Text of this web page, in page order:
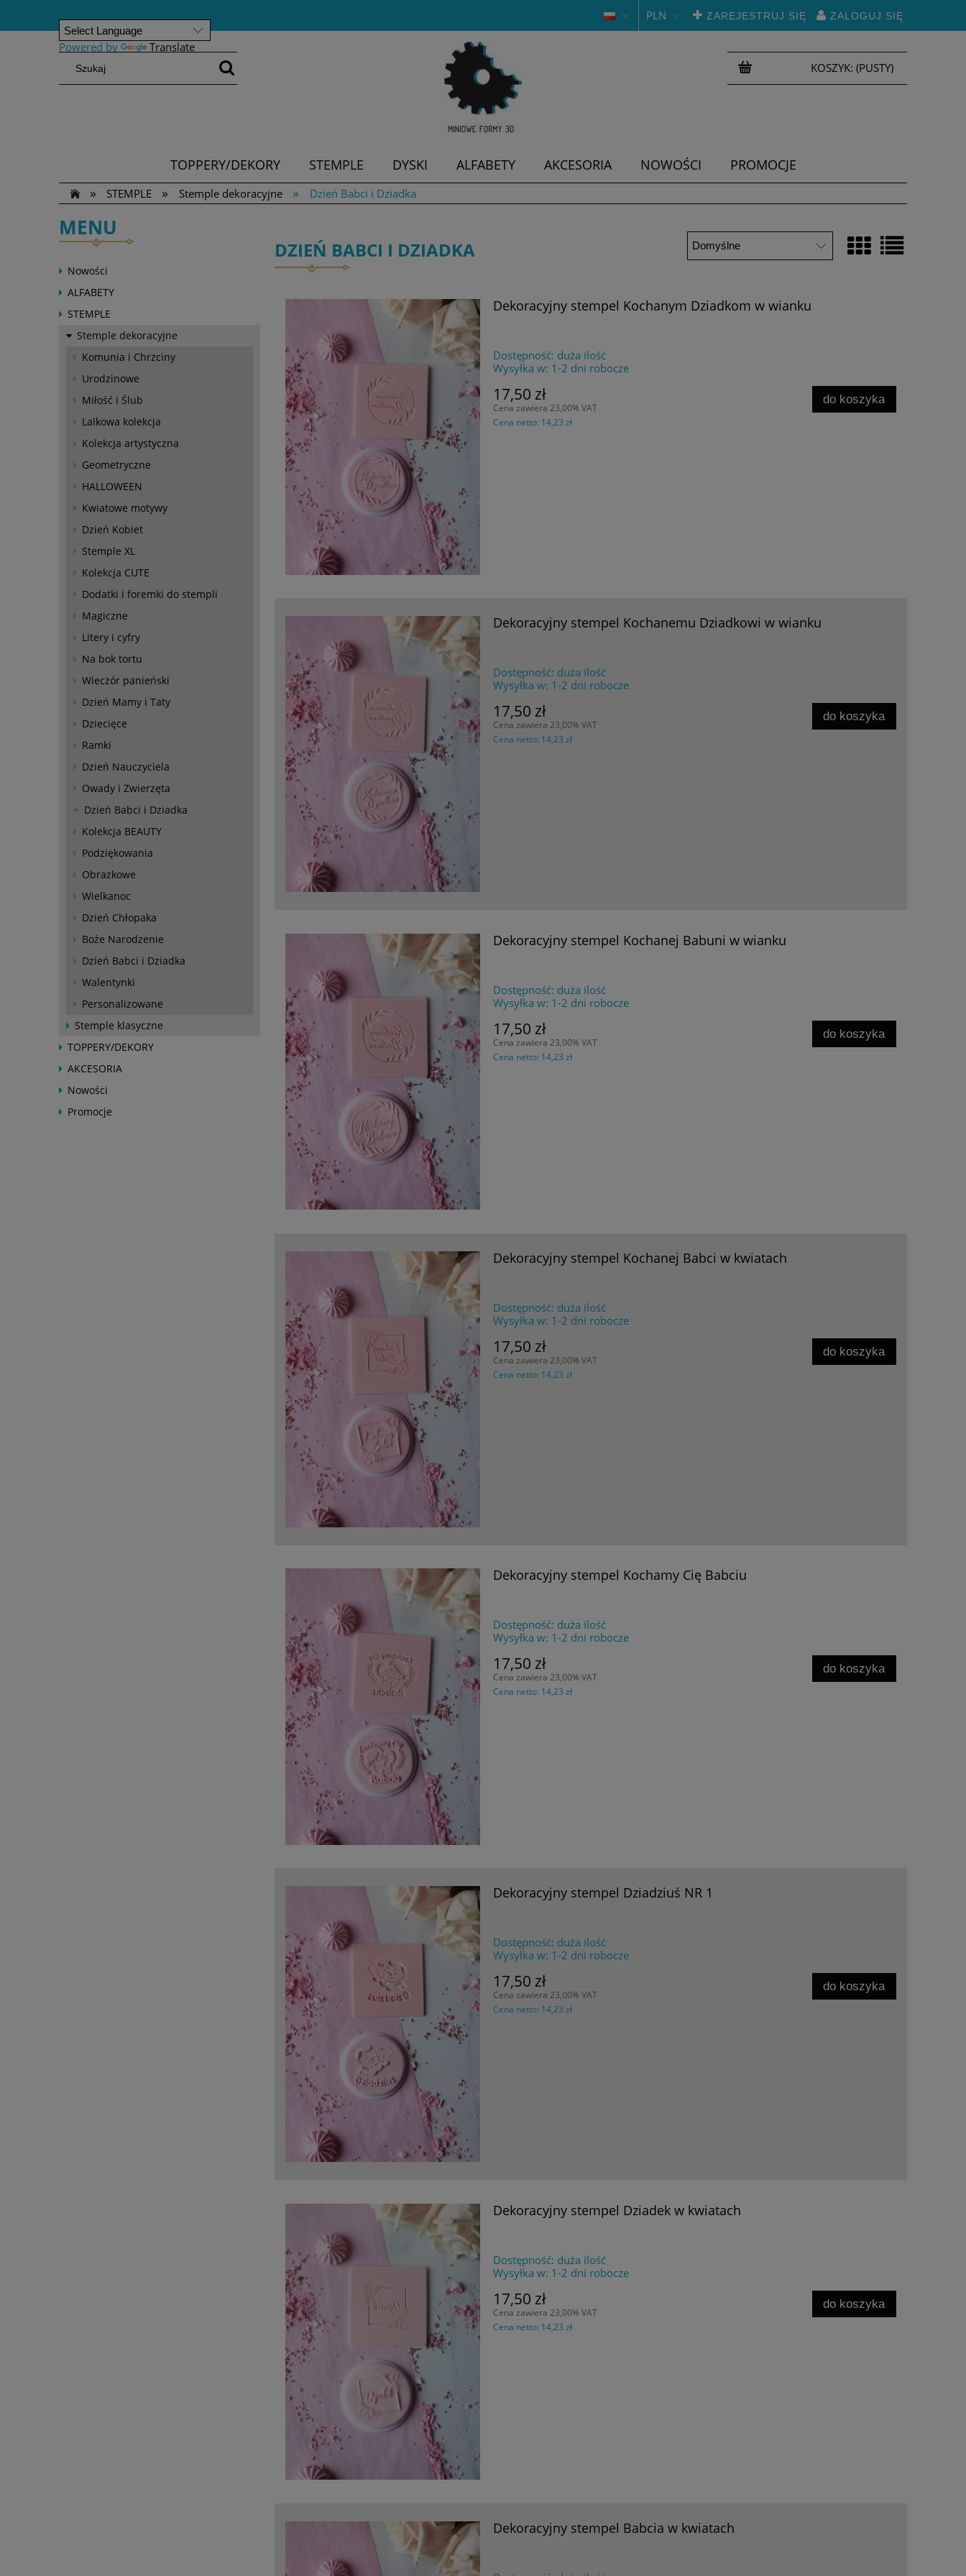
Powered by Translate
ZAREJESTRUJ SIĘ ZALOGUJ SIĘ
PLN
KOSZYK: (PUSTY)
TOPPERY/DEKORY STEMPLE DYSKI ALFABETY AKCESORIA NOWOŚCI
PROMOCJE
»
STEMPLE » Stemple dekoracyjne » Dzień Babci i Dziadka
MENU
Nowości
ALFABETY
STEMPLE
Stemple dekoracyjne
Komunia i Chrzciny
Urodzinowe
Miłość i Ślub
Lalkowa kolekcja
Kolekcja artystyczna
Geometryczne
HALLOWEEN
Kwiatowe motywy
Dzień Kobiet
Stemple XL
Kolekcja CUTE
Dodatki i foremki do stempli
Magiczne
Litery i cyfry
Na bok tortu
Wieczór panieński
Dzień Mamy i Taty
Dziecięce
Ramki
Dzień Nauczyciela
Owady i Zwierzęta
Dzień Babci i Dziadka
Kolekcja BEAUTY
Podziękowania
Obrazkowe
Wielkanoc
Dzień Chłopaka
Boże Narodzenie
Dzień Babci i Dziadka
Walentynki
Personalizowane
Stemple klasyczne
TOPPERY/DEKORY
AKCESORIA
Nowości
Promocje
DZIEŃ BABCI I DZIADKA
Dekoracyjny stempel Kochanym Dziadkom w wianku
Dostępność: duża ilość
Wysyłka w: 1-2 dni robocze
17,50 zł
Cena zawiera 23,00% VAT
Cena netto: 14,23 zł
do koszyka
Dekoracyjny stempel Kochanemu Dziadkowi w wianku
Dostępność: duża ilość
Wysyłka w: 1-2 dni robocze
17,50 zł
Cena zawiera 23,00% VAT
Cena netto: 14,23 zł
do koszyka
Dekoracyjny stempel Kochanej Babuni w wianku
Dostępność: duża ilość
Wysyłka w: 1-2 dni robocze
17,50 zł
Cena zawiera 23,00% VAT
Cena netto: 14,23 zł
do koszyka
Dekoracyjny stempel Kochanej Babci w kwiatach
Dostępność: duża ilość
Wysyłka w: 1-2 dni robocze
17,50 zł
Cena zawiera 23,00% VAT
Cena netto: 14,23 zł
do koszyka
Dekoracyjny stempel Kochamy Cię Babciu
Dostępność: duża ilość
Wysyłka w: 1-2 dni robocze
17,50 zł
Cena zawiera 23,00% VAT
Cena netto: 14,23 zł
do koszyka
Dekoracyjny stempel Dziadziuś NR 1
Dostępność: duża ilość
Wysyłka w: 1-2 dni robocze
17,50 zł
Cena zawiera 23,00% VAT
Cena netto: 14,23 zł
do koszyka
Dekoracyjny stempel Dziadek w kwiatach
Dostępność: duża ilość
Wysyłka w: 1-2 dni robocze
17,50 zł
Cena zawiera 23,00% VAT
Cena netto: 14,23 zł
do koszyka
Dekoracyjny stempel Babcia w kwiatach